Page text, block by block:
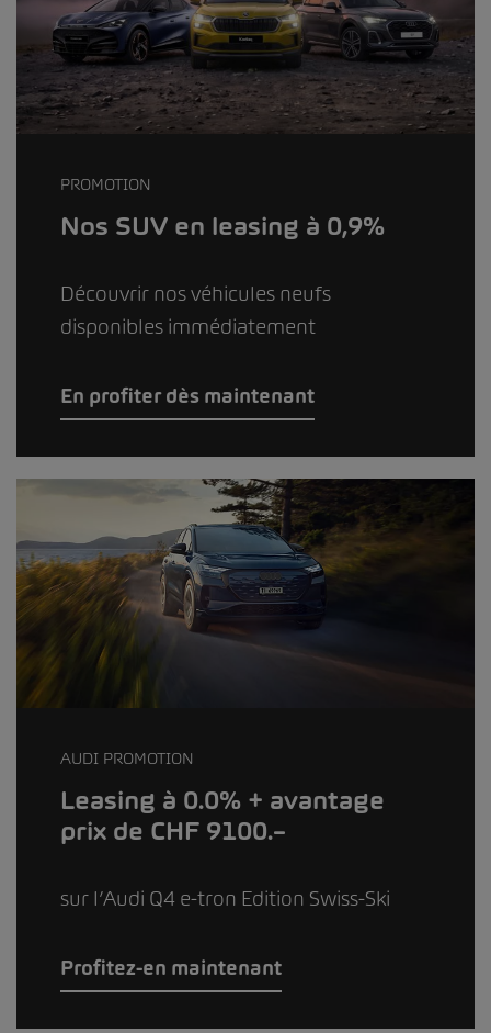
PROMOTION
Nos SUV en leasing à 0,9%
Découvrir nos véhicules neufs
disponibles immédiatement
En profiter dès maintenant
AUDI PROMOTION
Leasing à 0.0% + avantage
prix de CHF 9100.–
sur l’Audi Q4 e-tron Edition Swiss-Ski
Profitez-en maintenant